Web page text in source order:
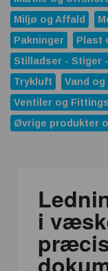
Miljø og Affald
Pakninger
Plast
Stilladser - Stiger
Trykluft
Vand
Ventiler og Fittings
Øvrige produkter
i